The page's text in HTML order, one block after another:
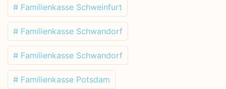
# Familienkasse Schweinfurt
# Familienkasse Schwandorf
# Familienkasse Schwandorf
# Familienkasse Potsdam